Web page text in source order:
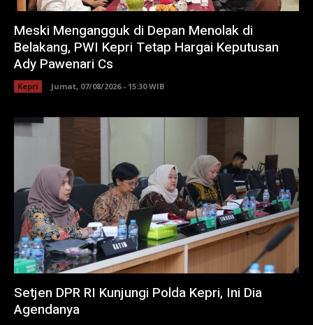
Meski Mengangguk di Depan Menolak di
Belakang, PWI Kepri Tetap Hargai Keputusan
Ady Pawenari Cs
Kepri Jumat, 07/08/2026 - 15:30 WIB
Setjen DPR RI Kunjungi Polda Kepri, Ini Dia
Agendanya